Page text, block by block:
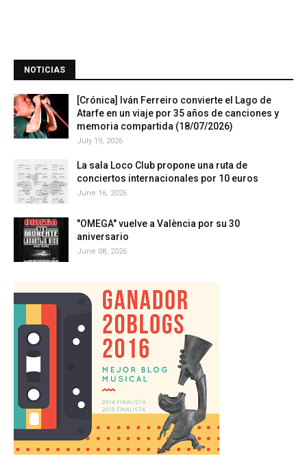
NOTICIAS
[Crónica] Iván Ferreiro convierte el Lago de
Atarfe en un viaje por 35 años de canciones y
memoria compartida (18/07/2026)
July 19, 2026
La sala Loco Club propone una ruta de
conciertos internacionales por 10 euros
June 16, 2026
"OMEGA" vuelve a València por su 30
aniversario
June 08, 2026